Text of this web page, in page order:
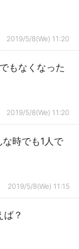
2019/5/8(We) 11:20
もなくなった
2019/5/8(We) 11:20
な時でも1人で
2019/5/8(We) 11:15
？